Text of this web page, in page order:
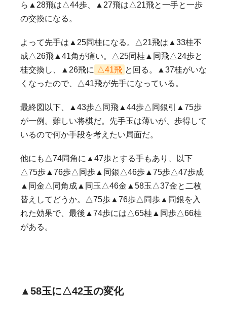
ら▲28飛は△44歩、▲27飛は△21飛と一手と一歩
の交換になる。
よって先手は▲25同桂になる。△21飛は▲33桂不
成△26飛▲41角が痛い。△25同桂▲同飛△24歩と
桂交換し、▲26飛に △41飛 と回る。▲37桂がいな
くなったので、△41飛が先手になっている。
最終図以下、▲43歩△同飛▲44歩△同銀引▲75歩
が一例。難しい将棋だ。先手玉は薄いが、歩得して
いるので何か手段を考えたい局面だ。
他にも△74同角に▲47歩とする手もあり、以下
△75歩▲76歩△同歩▲同銀△46歩▲75歩△47歩成
▲同金△同角成▲同玉△46金▲58玉△37金と二枚
替えしてどうか。△75歩▲76歩△同歩▲同銀を入
れた効果で、最後▲74歩には△65桂▲同歩△66桂
がある。
▲58玉に△42玉の変化